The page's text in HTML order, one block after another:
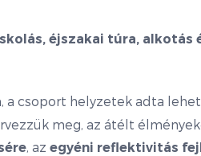
éjszakai túra, alkotás
a csoport helyzetek adta
meg, az átélt
, az egyéni reflektivitás